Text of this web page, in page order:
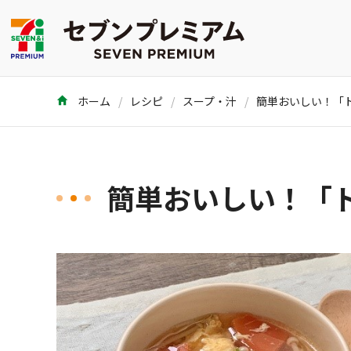
ホーム レシピ スープ・汁
簡単おいしい！「